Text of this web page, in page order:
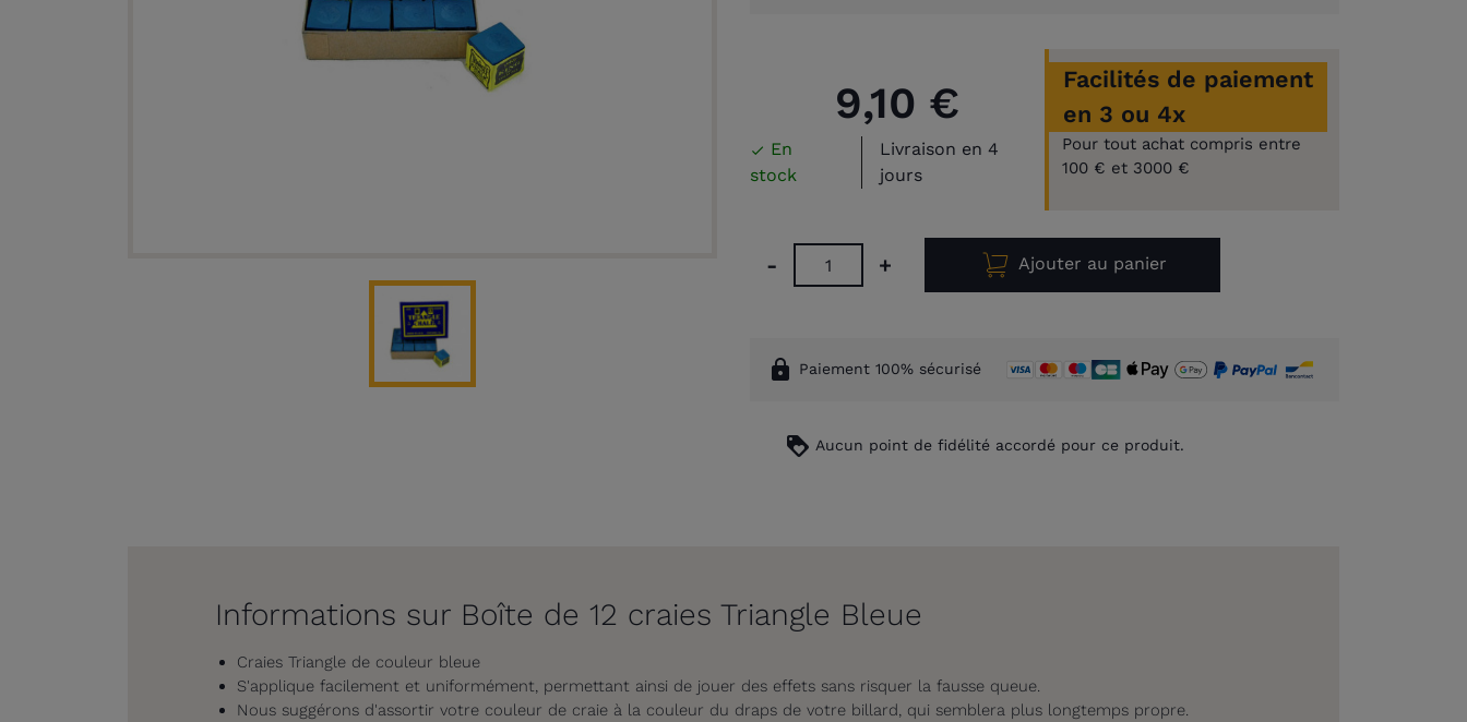
9,10 €
 En
stock
Livraison en 4
jours
Facilités de paiement
en 3 ou 4x
Pour tout achat compris entre
100 € et 3000 €
- + Ajouter au panier
lock Paiement 100% sécurisé
loyalty Aucun point de fidélité accordé pour ce produit.
Informations sur Boîte de 12 craies Triangle Bleue
Craies Triangle de couleur bleue
S'applique facilement et uniformément, permettant ainsi de jouer des effets sans risquer la fausse queue.
Nous suggérons d'assortir votre couleur de craie à la couleur du draps de votre billard, qui semblera plus longtemps propre.